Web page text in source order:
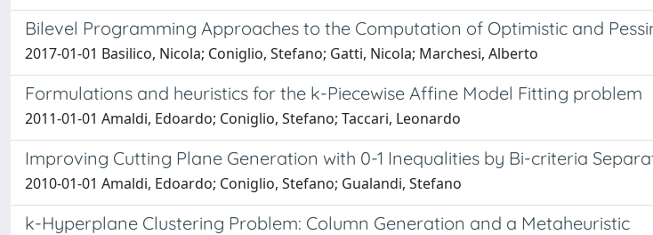
Bilevel Programming Approaches to the Computation of Optimistic and
2017-01-01 Basilico, Nicola; Coniglio, Stefano; Gatti, Nicola; Marchesi, Alberto
Formulations and heuristics for the k-Piecewise Affine Model Fitting problem
2011-01-01 Amaldi, Edoardo; Coniglio, Stefano; Taccari, Leonardo
Improving Cutting Plane Generation with 0-1 Inequalities by Bi-criteria
2010-01-01 Amaldi, Edoardo; Coniglio, Stefano; Gualandi, Stefano
k-Hyperplane Clustering Problem: Column Generation and a Metaheuristic